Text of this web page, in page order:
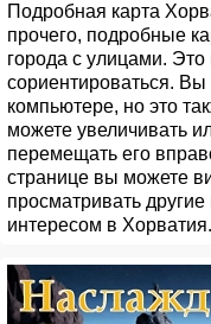
Подробная карта
прочего, подробные
города с улицами.
сориентироваться. Вы
компьютере, но это
можете увеличивать
перемещать его
странице вы можете
просматривать
интересом в Хорватия.